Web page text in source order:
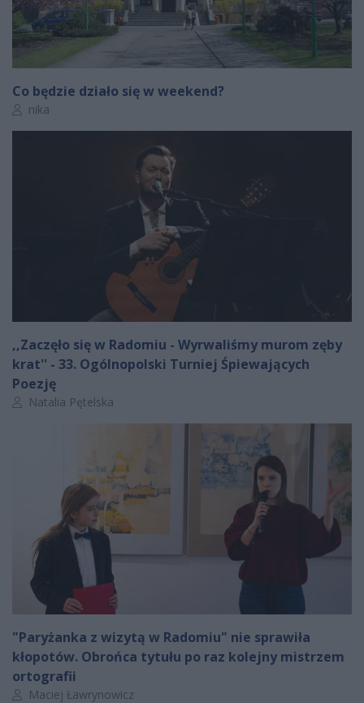
Co będzie działo się w weekend?
Autor artykułu:
nika
,,Zaczęło się w Radomiu - Wyrwaliśmy murom zęby
krat'' - 33. Ogólnopolski Turniej Śpiewających
Poezję
Autor artykułu:
Natalia Pętelska
"Paryżanka z wizytą w Radomiu" nie sprawiła
kłopotów. Obrońca tytułu po raz kolejny mistrzem
ortografii
Autor artykułu:
Maciej Ławrynowicz